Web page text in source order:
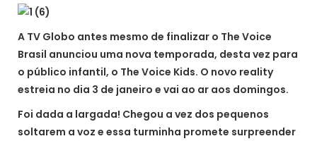
A TV Globo antes mesmo de finalizar o The Voice
Brasil anunciou uma nova temporada, desta vez para
o público infantil, o The Voice Kids. O novo reality
estreia no dia 3 de janeiro e vai ao ar aos domingos.
Foi dada a largada! Chegou a vez dos pequenos
soltarem a voz e essa turminha promete surpreender